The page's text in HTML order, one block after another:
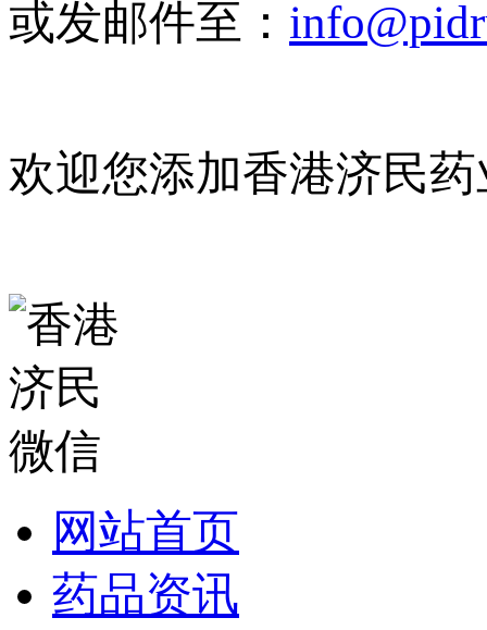
或发邮件至：
欢迎您添加香港济民
网站首页
药品资讯